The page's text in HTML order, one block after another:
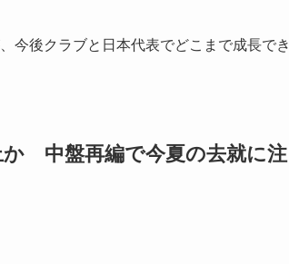
今後クラブと日本代表でどこまで成長で
か 中盤再編で今夏の去就に注